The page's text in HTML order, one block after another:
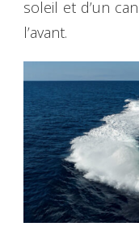
soleil et d’un
l’avant.